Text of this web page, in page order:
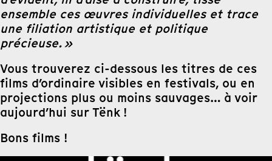
ensemble ces œuvres individuelles et trace
une filiation artistique et politique
précieuse. »
Vous trouverez ci-dessous les titres de ces
films d’ordinaire visibles en festivals, ou en
projections plus ou moins sauvages… à voir
aujourd’hui sur Tënk !
Bons films !